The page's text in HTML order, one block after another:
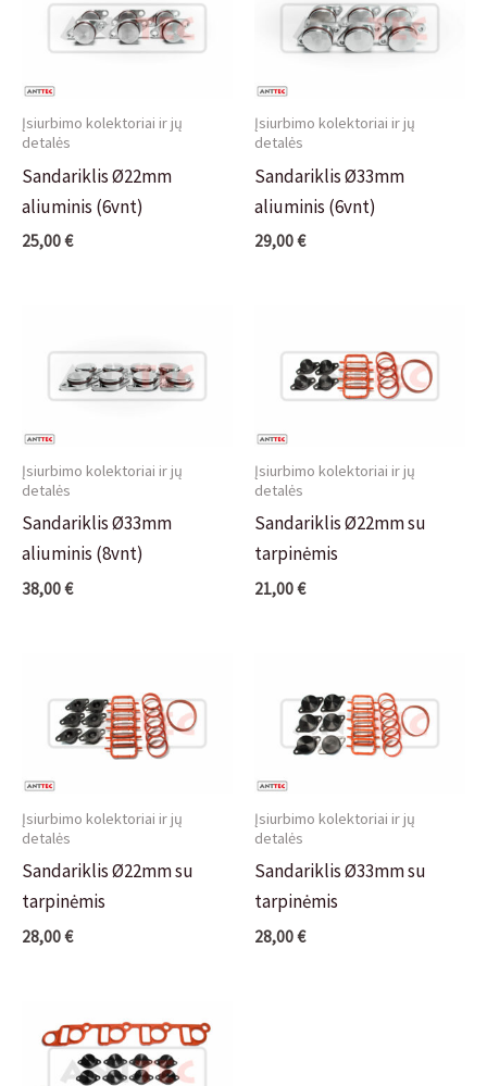
Įsiurbimo kolektoriai ir jų
detalės
Sandariklis Ø22mm
aliuminis (6vnt)
25,00€
Įsiurbimo kolektoriai ir jų
detalės
Sandariklis Ø33mm
aliuminis (6vnt)
29,00€
Įsiurbimo kolektoriai ir jų
detalės
Sandariklis Ø33mm
aliuminis (8vnt)
38,00€
Įsiurbimo kolektoriai ir jų
detalės
Sandariklis Ø22mm su
tarpinėmis
21,00€
Įsiurbimo kolektoriai ir jų
detalės
Sandariklis Ø22mm su
tarpinėmis
28,00€
Įsiurbimo kolektoriai ir jų
detalės
Sandariklis Ø33mm su
tarpinėmis
28,00€